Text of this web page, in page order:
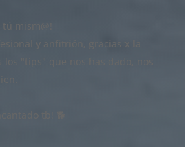
mism@!
y anfitrión, gracias x la
"tips" que nos has dado, nos
tb! 🐕